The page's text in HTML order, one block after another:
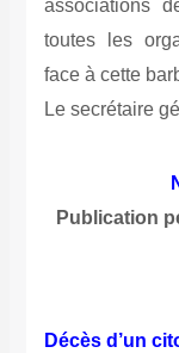
associations
toutes les
face à cette
Le secrétaire
Publication
Décès d’un